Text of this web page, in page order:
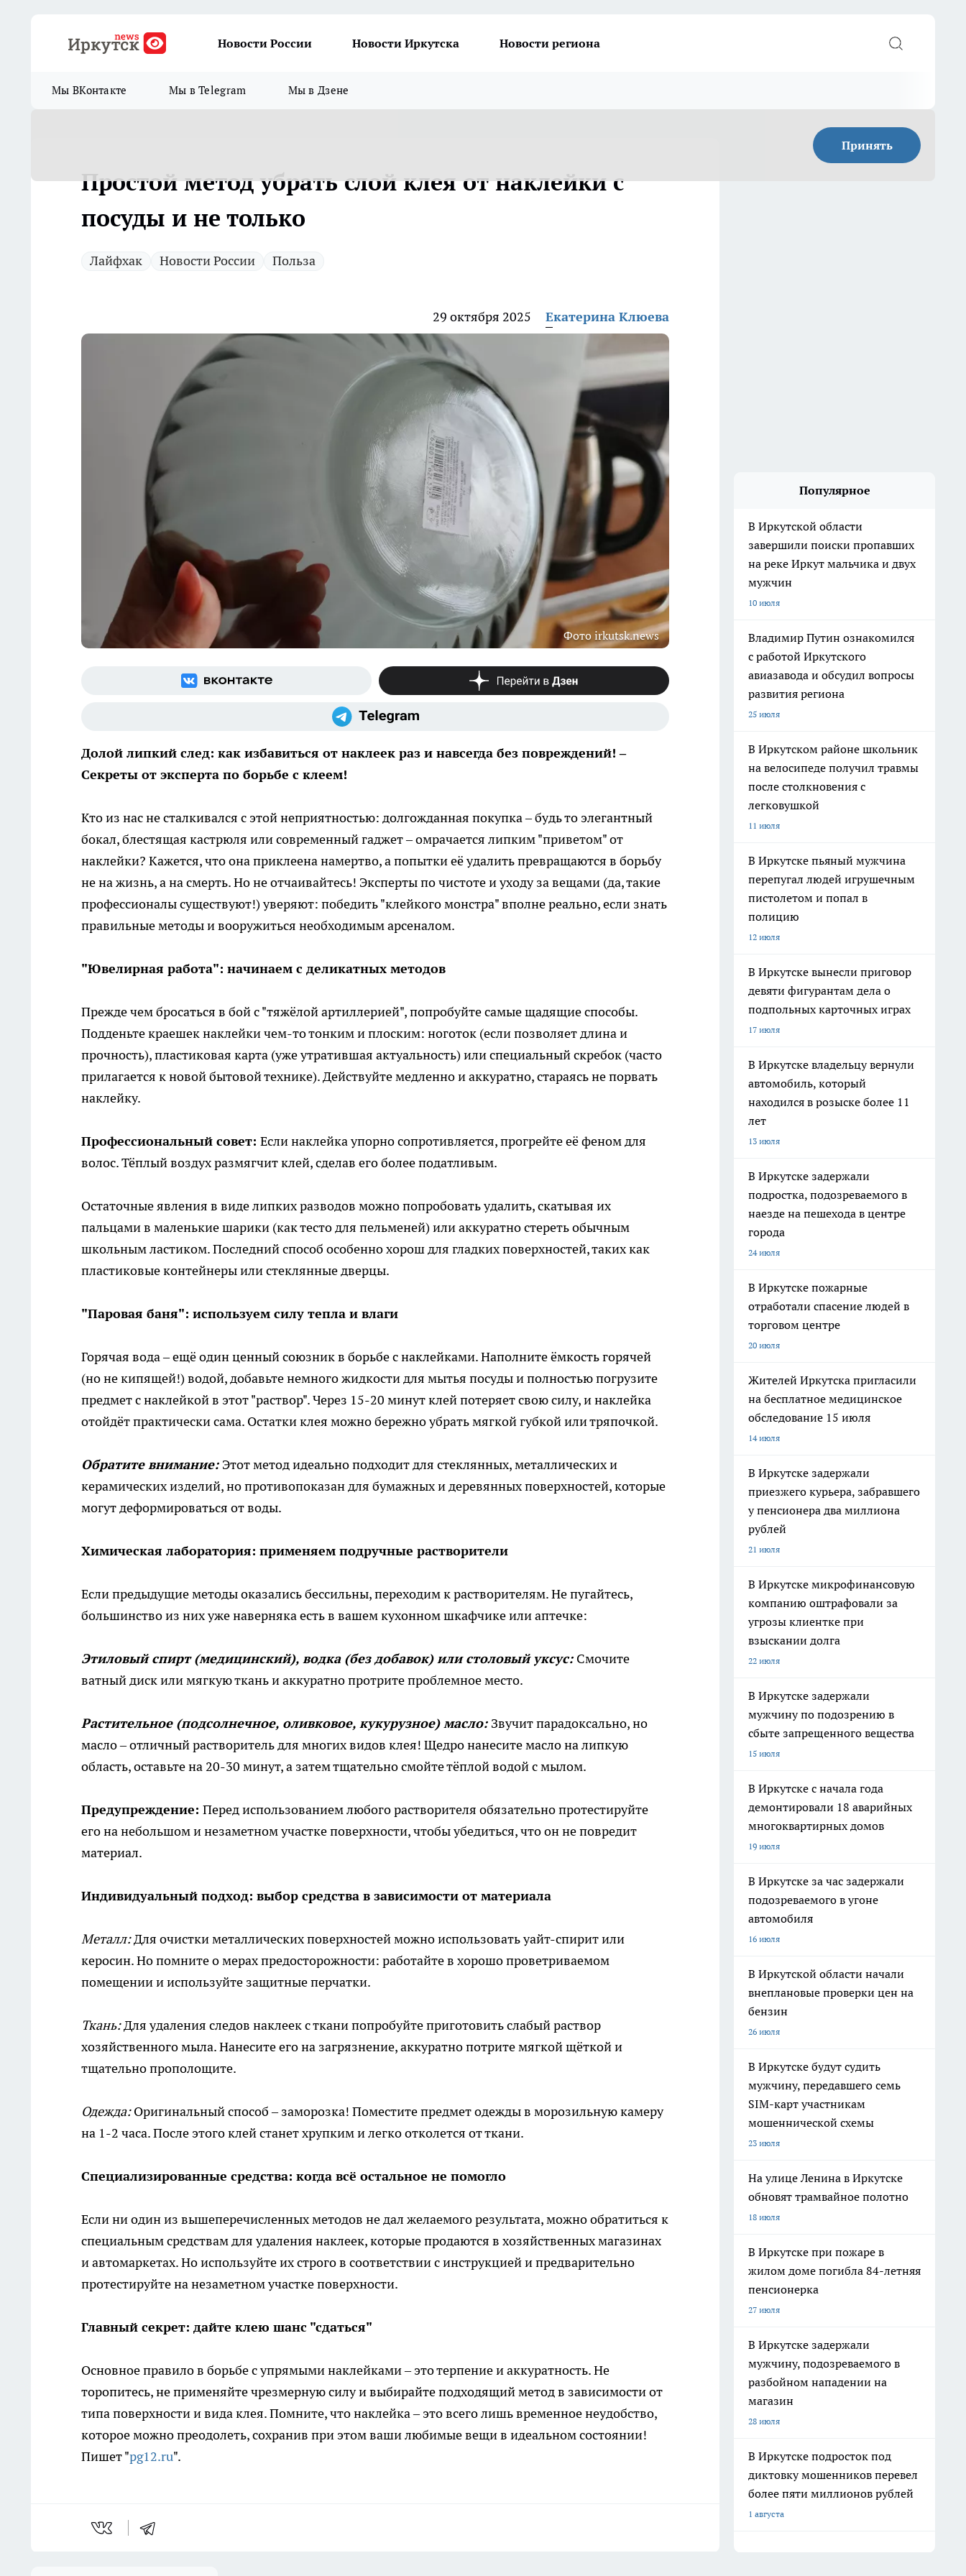
Новости России Новости Иркутска Новости региона
Мы ВКонтакте Мы в Telegram Мы в Дзене
Принять
Простой метод убрать слой клея от наклейки с
посуды и не только
Лайфхак Новости России Польза
29 октября 2025 Екатерина Клюева
Фото irkutsk.news
Долой липкий след: как избавиться от наклеек раз и навсегда без повреждений! –
Секреты от эксперта по борьбе с клеем!
Кто из нас не сталкивался с этой неприятностью: долгожданная покупка – будь то элегантный
бокал, блестящая кастрюля или современный гаджет – омрачается липким "приветом" от
наклейки? Кажется, что она приклеена намертво, а попытки её удалить превращаются в борьбу
не на жизнь, а на смерть. Но не отчаивайтесь! Эксперты по чистоте и уходу за вещами (да, такие
профессионалы существуют!) уверяют: победить "клейкого монстра" вполне реально, если знать
правильные методы и вооружиться необходимым арсеналом.
"Ювелирная работа": начинаем с деликатных методов
Прежде чем бросаться в бой с "тяжёлой артиллерией", попробуйте самые щадящие способы.
Подденьте краешек наклейки чем-то тонким и плоским: ноготок (если позволяет длина и
прочность), пластиковая карта (уже утратившая актуальность) или специальный скребок (часто
прилагается к новой бытовой технике). Действуйте медленно и аккуратно, стараясь не порвать
наклейку.
Профессиональный совет: Если наклейка упорно сопротивляется, прогрейте её феном для
волос. Тёплый воздух размягчит клей, сделав его более податливым.
Остаточные явления в виде липких разводов можно попробовать удалить, скатывая их
пальцами в маленькие шарики (как тесто для пельменей) или аккуратно стереть обычным
школьным ластиком. Последний способ особенно хорош для гладких поверхностей, таких как
пластиковые контейнеры или стеклянные дверцы.
"Паровая баня": используем силу тепла и влаги
Горячая вода – ещё один ценный союзник в борьбе с наклейками. Наполните ёмкость горячей
(но не кипящей!) водой, добавьте немного жидкости для мытья посуды и полностью погрузите
предмет с наклейкой в этот "раствор". Через 15-20 минут клей потеряет свою силу, и наклейка
отойдёт практически сама. Остатки клея можно бережно убрать мягкой губкой или тряпочкой.
Обратите внимание: Этот метод идеально подходит для стеклянных, металлических и
керамических изделий, но противопоказан для бумажных и деревянных поверхностей, которые
могут деформироваться от воды.
Химическая лаборатория: применяем подручные растворители
Если предыдущие методы оказались бессильны, переходим к растворителям. Не пугайтесь,
большинство из них уже наверняка есть в вашем кухонном шкафчике или аптечке:
Этиловый спирт (медицинский), водка (без добавок) или столовый уксус: Смочите
ватный диск или мягкую ткань и аккуратно протрите проблемное место.
Растительное (подсолнечное, оливковое, кукурузное) масло: Звучит парадоксально, но
масло – отличный растворитель для многих видов клея! Щедро нанесите масло на липкую
область, оставьте на 20-30 минут, а затем тщательно смойте тёплой водой с мылом.
Предупреждение: Перед использованием любого растворителя обязательно протестируйте
его на небольшом и незаметном участке поверхности, чтобы убедиться, что он не повредит
материал.
Индивидуальный подход: выбор средства в зависимости от материала
Металл:Для очистки металлических поверхностей можно использовать уайт-спирит или
керосин. Но помните о мерах предосторожности: работайте в хорошо проветриваемом
помещении и используйте защитные перчатки.
Ткань:Для удаления следов наклеек с ткани попробуйте приготовить слабый раствор
хозяйственного мыла. Нанесите его на загрязнение, аккуратно потрите мягкой щёткой и
тщательно прополощите.
Одежда:Оригинальный способ – заморозка! Поместите предмет одежды в морозильную камеру
на 1-2 часа. После этого клей станет хрупким и легко отколется от ткани.
Специализированные средства: когда всё остальное не помогло
Если ни один из вышеперечисленных методов не дал желаемого результата, можно обратиться к
специальным средствам для удаления наклеек, которые продаются в хозяйственных магазинах
и автомаркетах. Но используйте их строго в соответствии с инструкцией и предварительно
протестируйте на незаметном участке поверхности.
Главный секрет: дайте клею шанс "сдаться"
Основное правило в борьбе с упрямыми наклейками – это терпение и аккуратность. Не
торопитесь, не применяйте чрезмерную силу и выбирайте подходящий метод в зависимости от
типа поверхности и вида клея. Помните, что наклейка – это всего лишь временное неудобство,
которое можно преодолеть, сохранив при этом ваши любимые вещи в идеальном состоянии!
Пишет "pg12.ru".
Популярное
В Иркутской области
завершили поиски пропавших
на реке Иркут мальчика и двух
мужчин
10 июля
Владимир Путин ознакомился
с работой Иркутского
авиазавода и обсудил вопросы
развития региона
25 июля
В Иркутском районе школьник
на велосипеде получил травмы
после столкновения с
легковушкой
11 июля
В Иркутске пьяный мужчина
перепугал людей игрушечным
пистолетом и попал в
полицию
12 июля
В Иркутске вынесли приговор
девяти фигурантам дела о
подпольных карточных играх
17 июля
В Иркутске владельцу вернули
автомобиль, который
находился в розыске более 11
лет
13 июля
В Иркутске задержали
подростка, подозреваемого в
наезде на пешехода в центре
города
24 июля
В Иркутске пожарные
отработали спасение людей в
торговом центре
20 июля
Жителей Иркутска пригласили
на бесплатное медицинское
обследование 15 июля
14 июля
В Иркутске задержали
приезжего курьера, забравшего
у пенсионера два миллиона
рублей
21 июля
В Иркутске микрофинансовую
компанию оштрафовали за
угрозы клиентке при
взыскании долга
22 июля
В Иркутске задержали
мужчину по подозрению в
сбыте запрещенного вещества
15 июля
В Иркутске с начала года
демонтировали 18 аварийных
многоквартирных домов
19 июля
В Иркутске за час задержали
подозреваемого в угоне
автомобиля
16 июля
В Иркутской области начали
внеплановые проверки цен на
бензин
26 июля
В Иркутске будут судить
мужчину, передавшего семь
SIM-карт участникам
мошеннической схемы
23 июля
На улице Ленина в Иркутске
обновят трамвайное полотно
18 июля
В Иркутске при пожаре в
жилом доме погибла 84-летняя
пенсионерка
27 июля
В Иркутске задержали
мужчину, подозреваемого в
разбойном нападении на
магазин
28 июля
В Иркутске подросток под
диктовку мошенников перевел
более пяти миллионов рублей
1 августа